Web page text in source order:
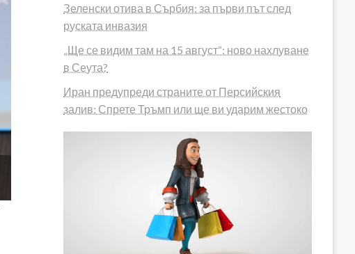
Зеленски отива в Сърбия: за първи път след
руската инвазия
„Ще се видим там на 15 август“: ново нахлуване
в Сеута?
Иран предупреди страните от Персийския
залив: Спрете Тръмп или ще ви ударим жестоко